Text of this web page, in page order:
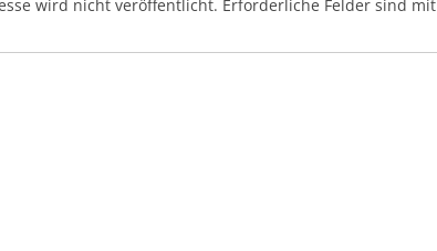
wird nicht veröffentlicht. Erforderliche Felder sind mit